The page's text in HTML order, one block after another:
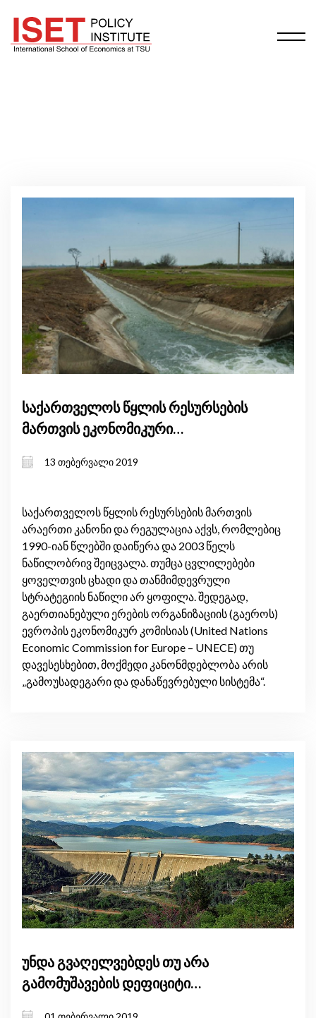
საქართველოს წყლის რესურსების
მართვის ეკონომიკური
13 თებერვალი 2019
საქართველოს წყლის რესურსების მართვის
არაერთი კანონი და რეგულაცია აქვს, რომლებიც
1990­-იან წლებში დაიწერა და 2003 წელს
ნაწილობრივ შეიცვალა. თუმცა ცვლილებები
ყოველთვის ცხადი და თანმიმდევრული
სტრატეგიის ნაწილი არ ყოფილა. შედეგად,
გაერთიანებული ერების ორგანიზაციის (გაეროს)
ევროპის ეკონომიკურ კომისიას (United Nations
Economic Commission for Europe – UNECE) თუ
დავესესხებით, მოქმედი კანონმდებლობა არის
„გამოუსადეგარი და დანაწევრებული სისტემა“.
უნდა გვაღელვებდეს თუ არა
გამომუშავების დეფიციტი